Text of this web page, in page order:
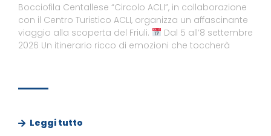
Bocciofila Centallese “Circolo ACLI”, in collaborazione
con il Centro Turistico ACLI, organizza un affascinante
viaggio alla scoperta del Friuli.
Dal 5 all’8 settembre
2026 Un itinerario ricco di emozioni che toccherà
Leggi tutto